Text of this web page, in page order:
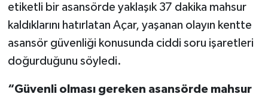
etiketli bir asansörde yaklaşık 37 dakika mahsur
kaldıklarını hatırlatan Açar, yaşanan olayın kentte
asansör güvenliği konusunda ciddi soru işaretleri
doğurduğunu söyledi.
“Güvenli olması gereken asansörde mahsur